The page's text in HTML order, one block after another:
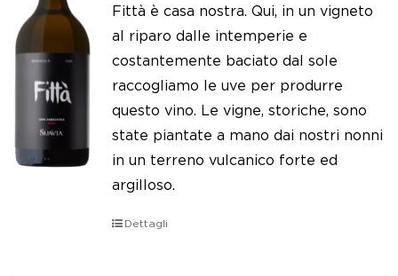
Fittà è casa nostra. Qui, in un vigneto
al riparo dalle intemperie e
costantemente baciato dal sole
raccogliamo le uve per produrre
questo vino. Le vigne, storiche, sono
state piantate a mano dai nostri nonni
in un terreno vulcanico forte ed
argilloso.
Dettagli